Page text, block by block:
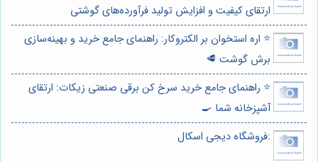
ارتقای کیفیت و افزایش تولید فرآورده‌های گوشتی
⭐️ اره استخوان بر الکتروکار: راهنمای جامع خرید و بهینه‌سازی
برش گوشت 🥩
⭐️ راهنمای جامع خرید سرخ کن برقی صنعتی زیکات: ارتقای
آشپزخانه شما 🍳
:فروشگاه دیجی اسکال